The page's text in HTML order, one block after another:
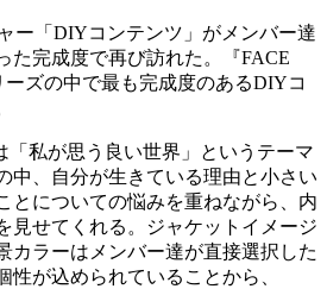
ー「DIYコンテンツ」がメンバー達
た完成度で再び訪れた。『FACE
ーズの中で最も完成度のあるDIYコ
私が思う良い世界」というテーマ
中、自分が生きている理由と小さい
とについての悩みを重ねながら、内
見せてくれる。ジャケットイメージ
カラーはメンバー達が直接選択した
性が込められていることから、